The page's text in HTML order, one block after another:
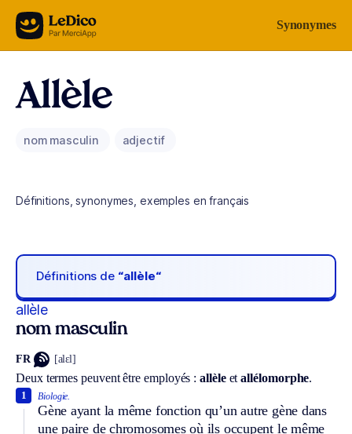
Aller au contenu Synonymes
Allèle
nom masculin adjectif
Définitions, synonymes, exemples en français
Définitions de “allèle“
allèle
nom masculin
FR [alɛl]
Deux termes peuvent être employés :allèleetallélomorphe.
Biologie.
Gène ayant la même fonction qu’un autre gène dans
une paire de chromosomes où ils occupent le même
1